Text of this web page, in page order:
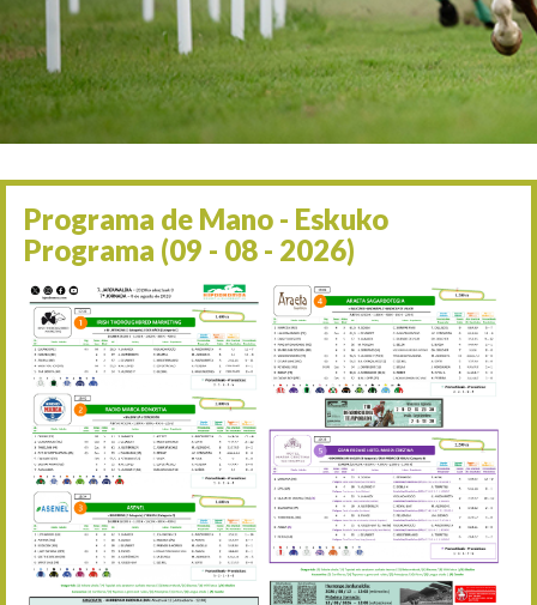
06/09 17:30 Irailaren 6a / 6 de
13/09 17:30 Irailaren 13a / 13 de
30/09 11:30 Irailaren 30a / 30 de
11/06 11:30
05/07 11:30 Uztailaren 5a / 5 de julio
12/07 11:30 Uztailaren 12a / 12 de
19/07 11:30 Uztailaren 19a / 19 de
25/07 11:30 Uztailaren 25a / 25 de
02/08 17:30 Abuztuaren 2a / 2 de
09/08 17:30 Abuztuaren 9a / 9 de
12/08 12:24 Abuztaren 12a / 12 de
15/08 17:05 Abuztuaren 15a / 15 de
Programa de Mano - Eskuko
Programa (09 - 08 - 2026)